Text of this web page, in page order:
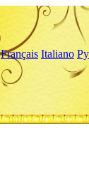
Français Italiano